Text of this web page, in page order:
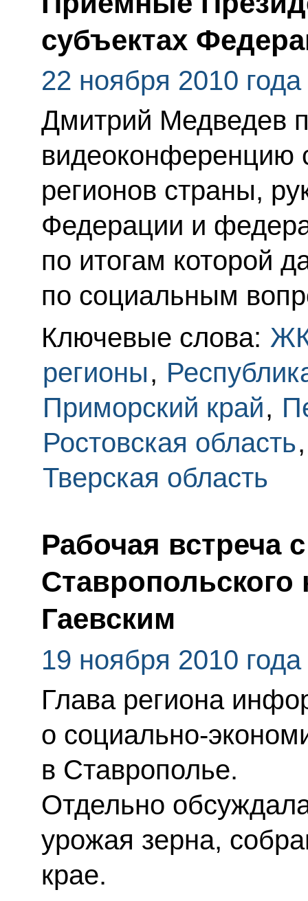
субъектах
22 ноября 2010 года
Дмитрий Медведев
видеоконференцию
регионов страны,
Федерации и
по итогам которой
по социальным
Ключевые слова:
регионы,
Приморский край,
Ростовская область
Тверская область
Рабочая встреча
Ставропольского
Гаевским
19 ноября 2010 года
Глава региона
о социально-
в Ставрополье.
Отдельно
урожая зерна,
крае.